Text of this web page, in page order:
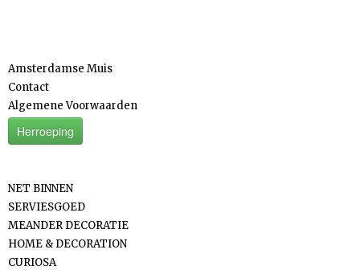
Amsterdamse Muis
Contact
Algemene Voorwaarden
Herroeping
NET BINNEN
SERVIESGOED
MEANDER DECORATIE
HOME & DECORATION
CURIOSA